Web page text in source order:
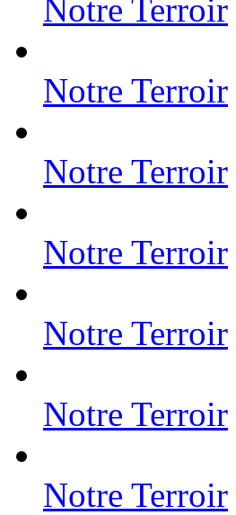
Notre Terroir
Notre Terroir
Notre Terroir
Notre Terroir
Notre Terroir
Notre Terroir
Notre Terroir